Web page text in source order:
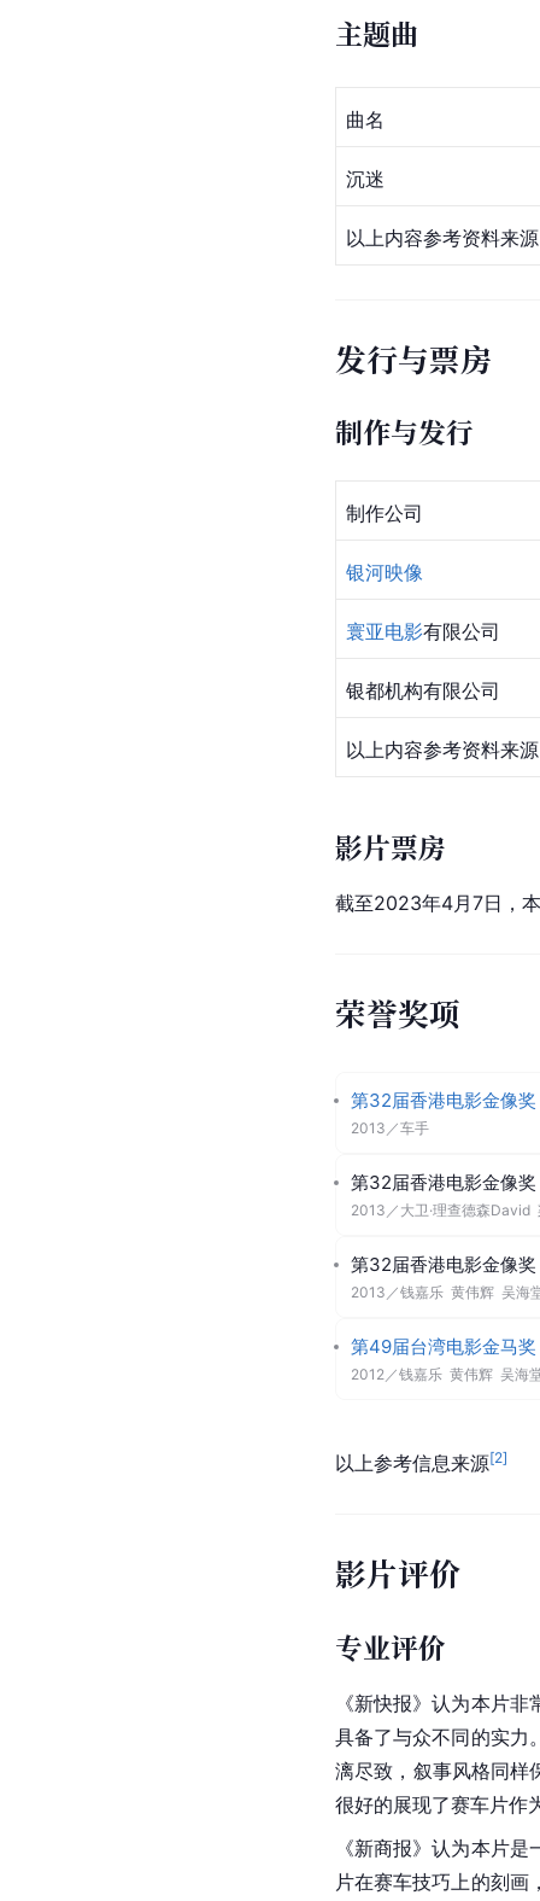
主题曲
曲名
沉迷
以上内容参考资料来源
发行与票房
制作与发行
制作公司
银河映像
寰亚电影有限公司
银都机构有限公司
以上内容参考资料来源
影片票房
截至2023年4月7日，
荣誉奖项
第32届香港电影金像奖
2013 ／车手
第32届香港电影金像奖
2013 ／ 大卫·理查德森David
第32届香港电影金像奖
2013 ／钱嘉乐 黄伟辉 吴海
第49届台湾电影金马奖
2012／钱嘉乐 黄伟辉 吴海
以上参考信息来源[2]
影片评价
专业评价
《新快报》认为本片非
具备了与众不同的实力
漓尽致，叙事风格同样
很好的展现了赛车片作
《新商报》认为本片
片在赛车技巧上的刻